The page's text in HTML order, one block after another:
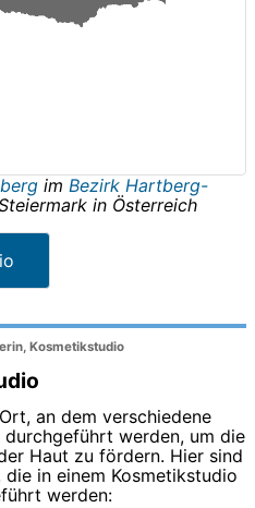
im Bezirk Hartberg-
in Österreich
Kosmetikstudio
an dem verschiedene
durchgeführt werden, um die
Haut zu fördern. Hier sind
in einem Kosmetikstudio
werden: